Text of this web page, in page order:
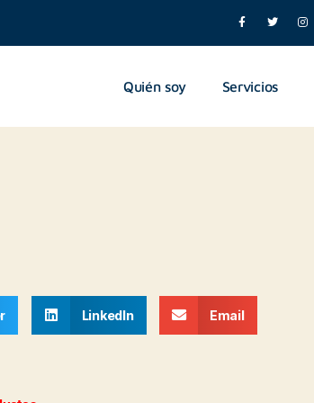
Quién soy Servicios
LinkedIn Email